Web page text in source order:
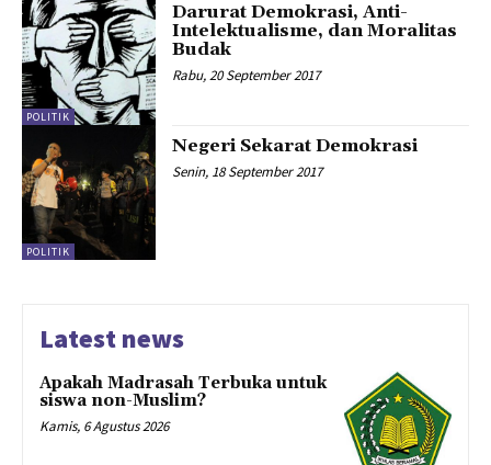
POLITIK
Darurat Demokrasi, Anti-
Intelektualisme, dan Moralitas
Budak
Rabu, 20 September 2017
POLITIK
Negeri Sekarat Demokrasi
Senin, 18 September 2017
Latest news
Apakah Madrasah Terbuka untuk
siswa non-Muslim?
Kamis, 6 Agustus 2026